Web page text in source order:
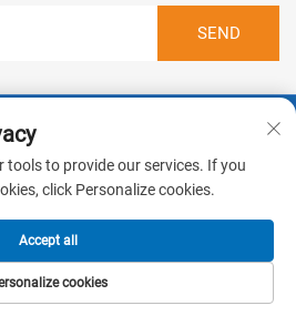
oss
Nytt Distrikt
tools to provide our services. If you
click Personalize cookies.
cookies
Accept all